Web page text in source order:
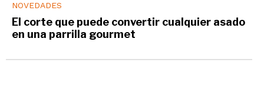
NOVEDADES
El corte que puede convertir cualquier asado
en una parrilla gourmet